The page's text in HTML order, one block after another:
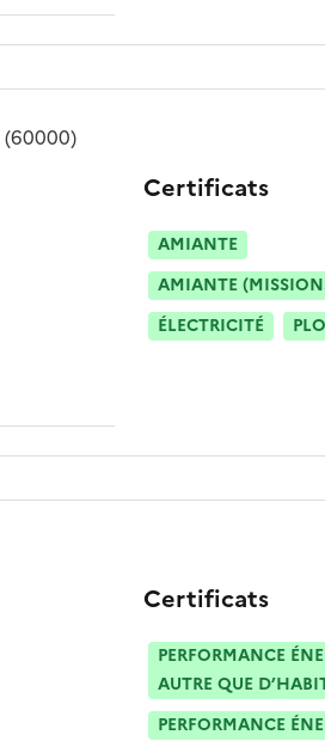
(60000)
Certificats
AMIANTE
AMIANTE
ÉLECTRICITÉ
Certificats
PERFORMANCE
AUTRE QUE
PERFORMANCE